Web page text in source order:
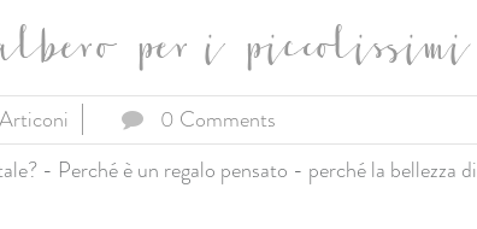
per i piccolissimi
0 Comments
- Perché è un regalo pensato - perché la bellezza di